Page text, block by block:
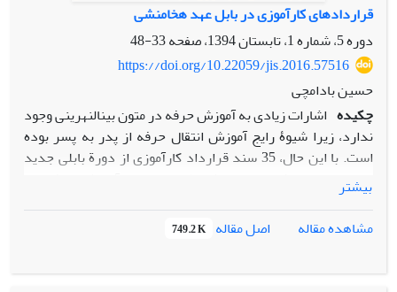
قراردادهای کارآموزی در بابل عهد هخامنشی
دوره 5، شماره 1، تابستان 1394، صفحه
33-48
https://doi.org/10.22059/jis.2016.57516
حسین بادامچی
چکیده اشارات زیادی به آموزش حرفه در متون بین­النهرینی وجود
ندارد، زیرا شیوۀ رایج آموزش انتقال حرفه از پدر به پسر بوده
است. با این حال، 35 سند قرارداد کارآموزی از دورة بابلی جدید
در دست است که پنجره­ای کم‌نظیر به دنیای آموزش حرفه­ای و
جنبه­های حقوقی و اقتصادی آن باز می­کند. مقالۀ حاضر، ضمن حرف­
نویسی و ترجمة 3 قرارداد کارآموزی از دورۀ هخامنشی، به بررسی
جنبه­های شکلی و ماهوی این اسناد می­پردازد. از دید شکلی اجزای
بیشتر
مشاهده مقاله
اصل مقاله 749.2 K